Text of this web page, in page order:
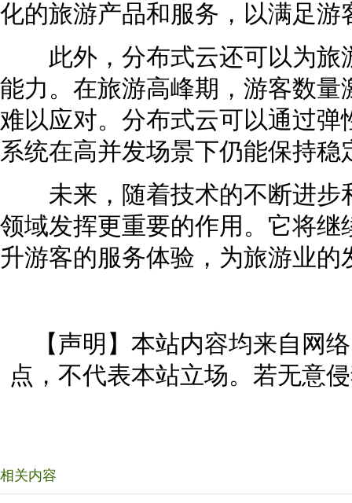
化的旅游产品和服务，以满足游
此外，分布式云还可以为旅
能力。在旅游高峰期，游客数
难以应对。分布式云可以通过
系统在高并发场景下仍能保持稳
未来，随着技术的不断进步
领域发挥更重要的作用。它将
升游客的服务体验，为旅游业的
【声明】本站内容均来自网
点，不代表本站立场。若无意
相关内容